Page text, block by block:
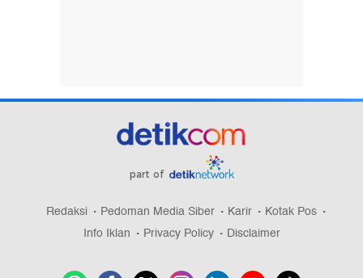
part of
Redaksi Pedoman Media Siber Karir
Kotak Pos
Info Iklan
Privacy Policy Disclaimer